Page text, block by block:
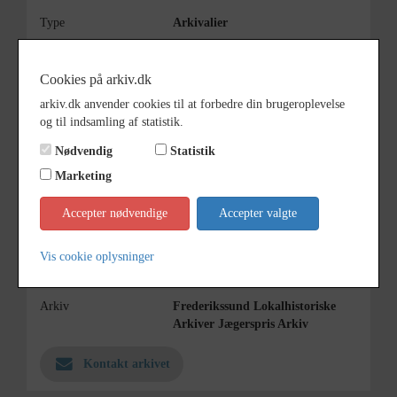
Type Arkivalier
Beskrivelse
Grundejerforening
Hornsved
Født/stiftet 1951
Periode
Se på kort
Arkiv
Frederikssund Lokalhistoriske
Arkiver Jægerspris Arkiv
Kontakt arkivet
Cookies på arkiv.dk
arkiv.dk anvender cookies til at forbedre din brugeroplevelse
og til indsamling af statistik.
Nødvendig
Statistik
Marketing
Accepter nødvendige Accepter valgte
Vis cookie oplysninger